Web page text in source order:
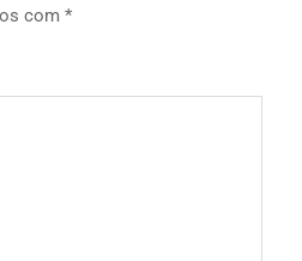
com *